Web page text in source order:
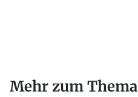
Mehr zum Thema